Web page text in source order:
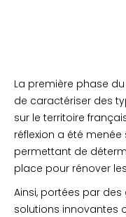
La première phase du
de caractériser des
sur le territoire
réflexion a été
permettant de
place pour rénover
Ainsi, portées par
solutions innovantes